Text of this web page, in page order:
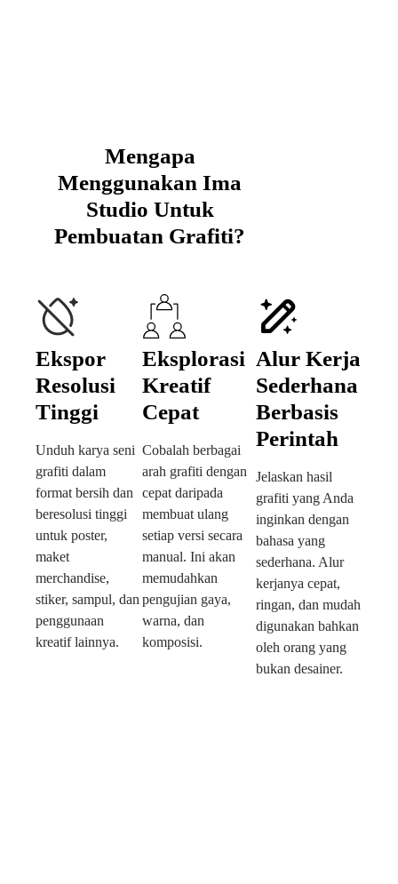
Mengapa
Menggunakan Ima
Studio Untuk
Pembuatan Grafiti?
Ekspor
Resolusi
Tinggi
Unduh karya seni
grafiti dalam
format bersih dan
beresolusi tinggi
untuk poster,
maket
merchandise,
stiker, sampul, dan
penggunaan
kreatif lainnya.
Eksplorasi
Kreatif
Cepat
Cobalah berbagai
arah grafiti dengan
cepat daripada
membuat ulang
setiap versi secara
manual. Ini akan
memudahkan
pengujian gaya,
warna, dan
komposisi.
Alur Kerja
Sederhana
Berbasis
Perintah
Jelaskan hasil
grafiti yang Anda
inginkan dengan
bahasa yang
sederhana. Alur
kerjanya cepat,
ringan, dan mudah
digunakan bahkan
oleh orang yang
bukan desainer.